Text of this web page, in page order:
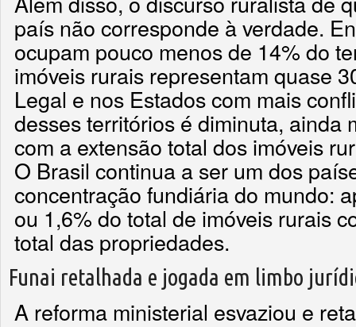
país não corresponde à verdade.
ocupam pouco menos de 14% do
imóveis rurais representam quase
Legal e nos Estados com mais
desses territórios é diminuta, ainda
com a extensão total dos imóveis
O Brasil continua a ser um dos
concentração fundiária do mundo:
ou 1,6% do total de imóveis rurais
total das propriedades.
Funai retalhada e jogada em limbo
A reforma ministerial esvaziou e